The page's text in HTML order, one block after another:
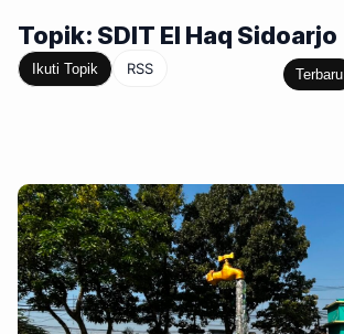
Topik: SDIT El Haq Sidoarjo
Ikuti Topik RSS Terbaru